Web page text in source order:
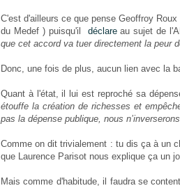
C'est d'ailleurs ce que pense Geoffroy
du Medef ) puisqu'il déclareau sujet de
que cet accord va tuer directement la peur
Donc, une fois de plus, aucun lien avec la
Quant à l'état, il lui est reproché sa
étouffe la création de richesses et
pas la dépense publique, nous
Comme on dit trivialement : tu dis ça à un
que Laurence Parisot nous explique ça un
Mais comme d'habitude, il faudra se